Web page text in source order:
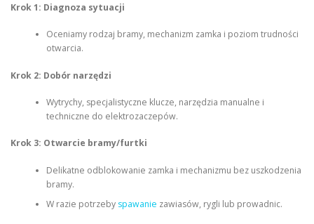
Krok 1: Diagnoza sytuacji
Oceniamy rodzaj bramy, mechanizm zamka i poziom trudności
otwarcia.
Krok 2: Dobór narzędzi
Wytrychy, specjalistyczne klucze, narzędzia manualne i
techniczne do elektrozaczepów.
Krok 3: Otwarcie bramy/furtki
Delikatne odblokowanie zamka i mechanizmu bez uszkodzenia
bramy.
W razie potrzeby spawanie zawiasów, rygli lub prowadnic.